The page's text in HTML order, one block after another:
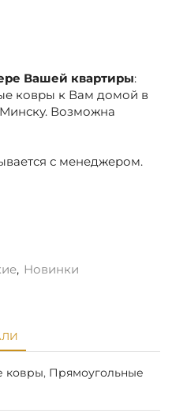
Вашей квартиры:
ковры к Вам домой в
Минску. Возможна
с менеджером.
, Новинки
ковры, Прямоугольные